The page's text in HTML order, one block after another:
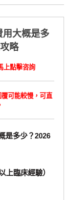
用大概是多
略
上點擊咨詢
可能較慢，可直
是多少？2026
上臨床經驗）